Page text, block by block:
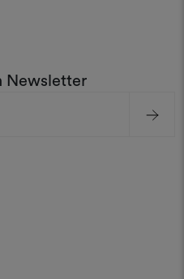
Newsletter